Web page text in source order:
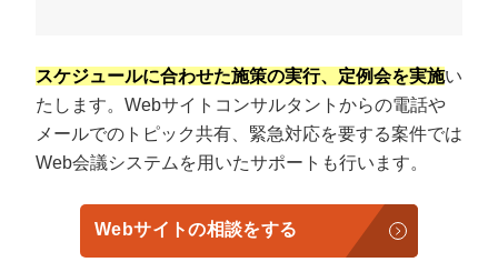
スケジュールに合わせた施策の実行、定例会を実施い
たします。Webサイトコンサルタントからの電話や
メールでのトピック共有、緊急対応を要する案件では
Web会議システムを用いたサポートも行います。
Webサイトの相談をする